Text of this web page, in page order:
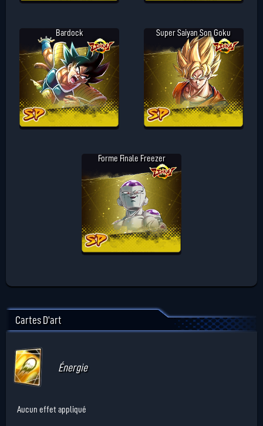
Bardock Super Saiyan Son Goku
Forme Finale Freezer
Cartes D'art
Énergie
Aucun effet appliqué